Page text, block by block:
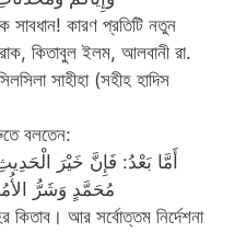
সাবধান! কারণ প্রতিটি নতুন
কিতাবুল ইলম, আলবানী রা.
সাহীহা (সহীহ হাদিস
বলতেন:
أَمَّا بَعْدُ: فَإِنَّ خَيْرَ
مُحَمَّدٍ وَشَرُّ
আর সর্বোত্তম নির্দেশনা